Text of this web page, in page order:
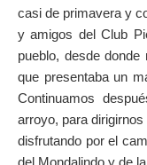
casi de primavera y
y amigos del Club
pueblo, desde
que presentaba un
Continuamos
arroyo, para
disfrutando por el
del Mondalindo y de